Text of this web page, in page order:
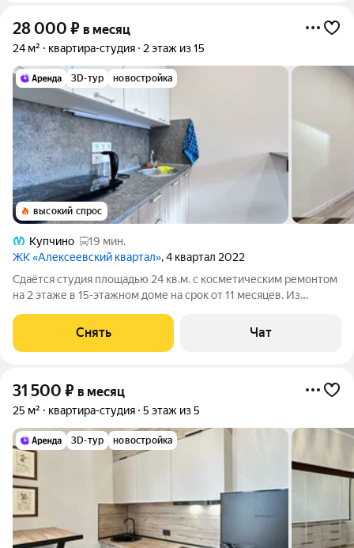
28 000 ₽ в месяц
24 м² квартира-студия 2 этаж из 15
3D-тур новостройка
высокий спрос
Купчино
19 мин.
ЖК «Алексеевский квартал», 4 квартал 2022
Сдаётся студия площадью 24 кв.м. с косметическим ремонтом
на 2 этаже в 15-этажном доме на срок от 11 месяцев. Из
Пылесос Дом - монолитный, окна выходят на улицу. В
подъезде 2 лифта - 1
Снять Чат
31 500 ₽ в месяц
25 м² квартира-студия 5 этаж из 5
3D-тур новостройка